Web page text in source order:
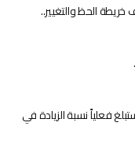
فعلياً نسبة الزيادة في